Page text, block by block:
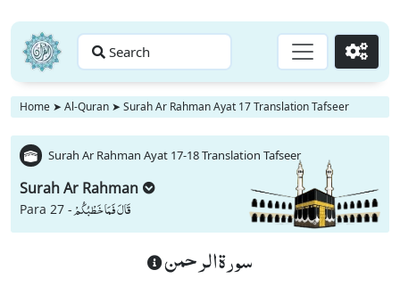
Search Go
Home ➤ Al-Quran ➤ Surah Ar Rahman Ayat 17 Translation Tafseer
Surah Ar Rahman Ayat 17-18 Translation Tafseer
Surah Ar Rahman
Para 27 -قَالَ فَمَا خَطْبُكُمْ
سورة الرحمن